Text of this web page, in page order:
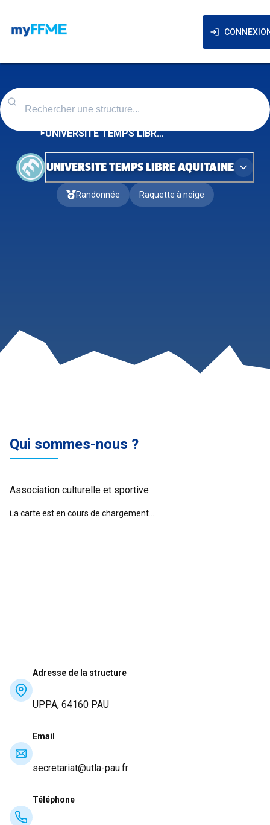
UNIVERSITE TEMPS LIBRE AQUITAINE
UNIVERSITE TEMPS LIBRE AQUITAINE
Randonnée Raquette à neige
Qui sommes-nous ?
Association culturelle et sportive
La carte est en cours de chargement...
Adresse de la structure
UPPA, 64160 PAU
Email
secretariat@utla-pau.fr
Téléphone